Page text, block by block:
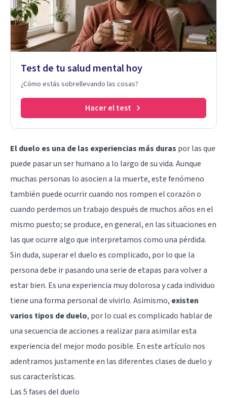
Test de tu salud mental hoy
¿Cómo estás sobrellevando las cosas?
Hacer el test
El duelo es una de las experiencias más duras por las que
puede pasar un ser humano a lo largo de su vida. Aunque
muchas personas lo asocien a la muerte, este fenómeno
también puede ocurrir cuando nos rompen el corazón o
cuando perdemos un trabajo después de muchos años en el
mismo puesto; se produce, en general, en las situaciones en
las que ocurre algo que interpretamos como una pérdida.
Sin duda,superar el dueloes complicado, por lo que la
persona debe ir pasando una serie de etapas para volver a
estar bien. Es una experiencia muy dolorosa y cada individuo
tiene una forma personal de vivirlo. Asimismo, existen
varios tipos de duelo, por lo cual es complicado hablar de
una secuencia de acciones a realizar para asimilar esta
experiencia del mejor modo posible. En este artículo nos
adentramos justamente en las diferentes clases de duelo y
sus características.
Las 5 fases del duelo